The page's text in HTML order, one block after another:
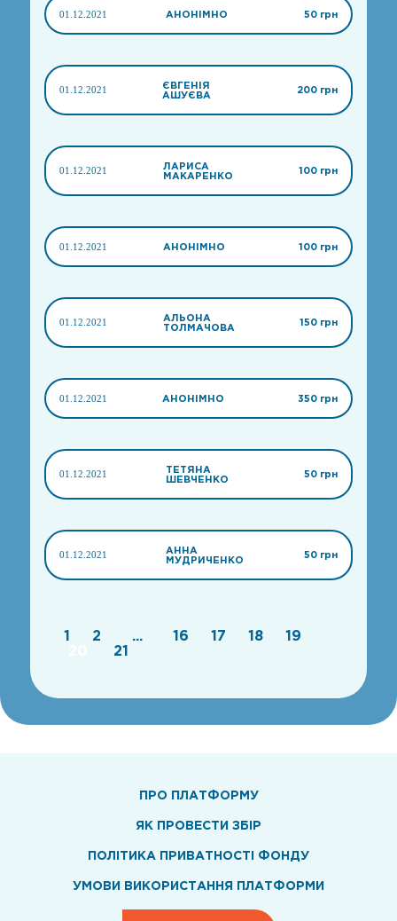
01.12.2021 АНОНІМНО 50 грн
01.12.2021
ЄВГЕНІЯ
АШУЄВА
200 грн
01.12.2021
ЛАРИСА
МАКАРЕНКО
100 грн
01.12.2021 АНОНІМНО 100 грн
01.12.2021
АЛЬОНА
ТОЛМАЧОВА
150 грн
01.12.2021 АНОНІМНО 350 грн
01.12.2021
ТЕТЯНА
ШЕВЧЕНКО
50 грн
01.12.2021
АННА
МУДРИЧЕНКО
50 грн
1 2 ... 16 17 18
19
21
ПРО ПЛАТФОРМУ
ЯК ПРОВЕСТИ ЗБІР
ПОЛІТИКА ПРИВАТНОСТІ ФОНДУ
УМОВИ ВИКОРИСТАННЯ ПЛАТФОРМИ